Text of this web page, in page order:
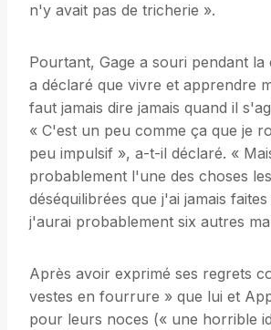
n'y avait pas de tricherie ».
Pourtant, Gage a souri pendant
a déclaré que vivre et apprendre
faut jamais dire jamais quand il
« C'est un peu comme ça que je
peu impulsif », a-t-il déclaré. «
probablement l'une des choses
déséquilibrées que j'ai jamais
j'aurai probablement six autres
Après avoir exprimé ses regrets
vestes en fourrure » que lui et
pour leurs noces (« une horrible